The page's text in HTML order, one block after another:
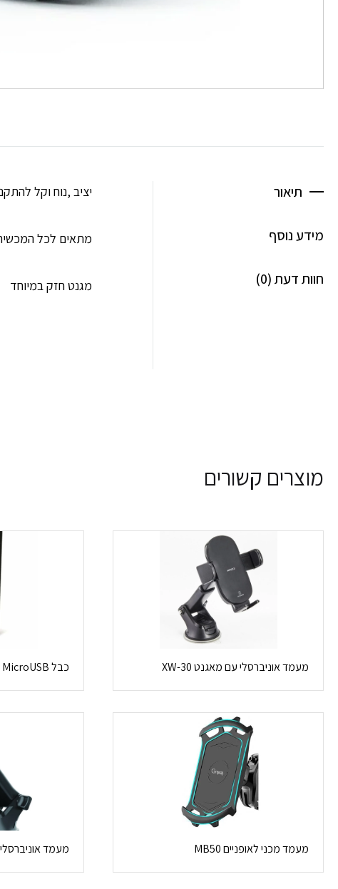
תיאור
מידע נוסף
חוות דעת (0)
יציב ,נוח וקל
מתאים לכל
מגנט חזק במיוחד
מוצרים קשורים
מעמד אוניברסלי עם מאגנט XW-30 כבל MicroUSB טארגט
מעמד מכני לאופניים MB50 מעמד אוניברסלי XS12